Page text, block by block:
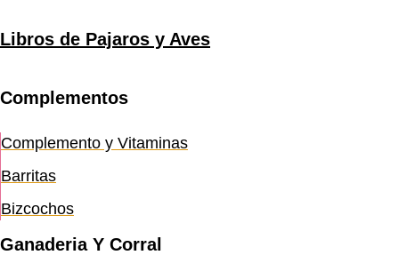
Libros de Pajaros y Aves
Complementos
Complemento y Vitaminas
Barritas
Bizcochos
Ganaderia Y Corral